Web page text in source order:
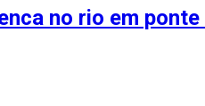
no rio em